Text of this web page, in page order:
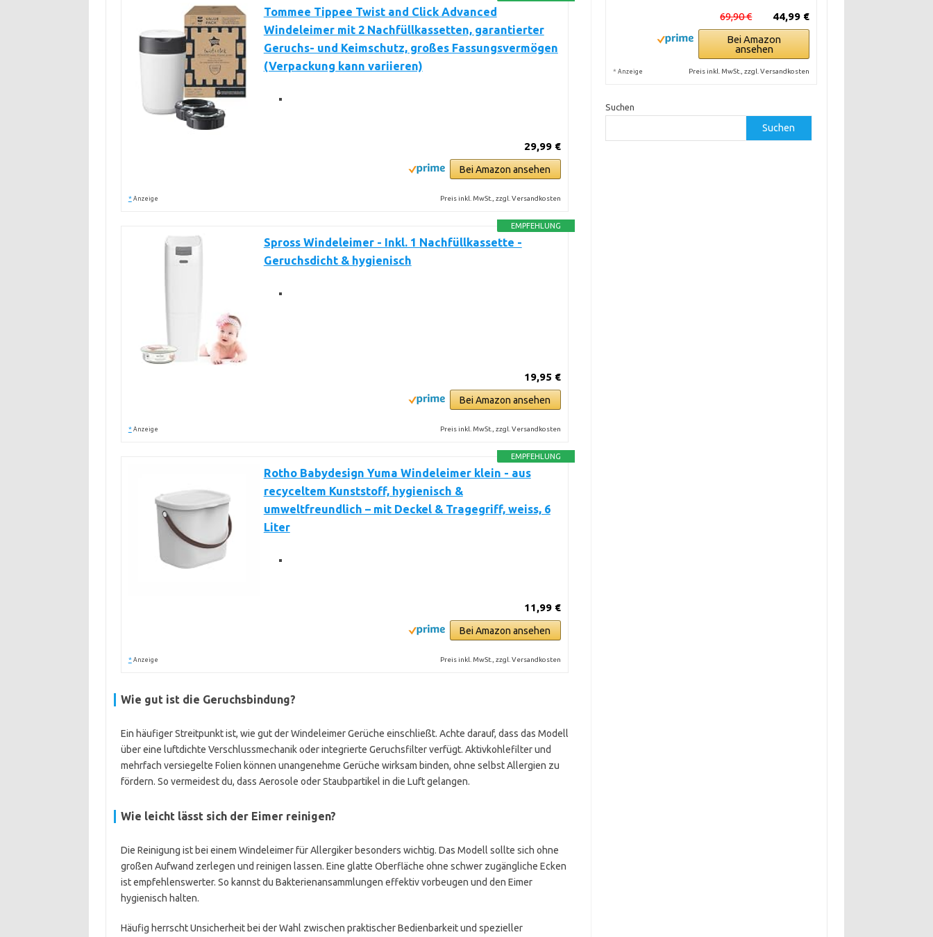
Tommee Tippee Twist and Click Advanced
Windeleimer mit 2 Nachfüllkassetten, garantierter
Geruchs- und Keimschutz, großes Fassungsvermögen
(Verpackung kann variieren)
29,99 €
Bei Amazon ansehen
* Anzeige Preis inkl. MwSt., zzgl. Versandkosten
EMPFEHLUNG
Spross Windeleimer - Inkl. 1 Nachfüllkassette -
Geruchsdicht & hygienisch
19,95 €
Bei Amazon ansehen
* Anzeige Preis inkl. MwSt., zzgl. Versandkosten
EMPFEHLUNG
Rotho Babydesign Yuma Windeleimer klein - aus
recyceltem Kunststoff, hygienisch &
umweltfreundlich – mit Deckel & Tragegriff, weiss, 6
Liter
11,99 €
Bei Amazon ansehen
* Anzeige Preis inkl. MwSt., zzgl. Versandkosten
Wie gut ist die Geruchsbindung?
Ein häufiger Streitpunkt ist, wie gut der Windeleimer Gerüche einschließt. Achte darauf, dass das Modell
über eine luftdichte Verschlussmechanik oder integrierte Geruchsfilter verfügt. Aktivkohlefilter und
mehrfach versiegelte Folien können unangenehme Gerüche wirksam binden, ohne selbst Allergien zu
fördern. So vermeidest du, dass Aerosole oder Staubpartikel in die Luft gelangen.
Wie leicht lässt sich der Eimer reinigen?
Die Reinigung ist bei einem Windeleimer für Allergiker besonders wichtig. Das Modell sollte sich ohne
großen Aufwand zerlegen und reinigen lassen. Eine glatte Oberfläche ohne schwer zugängliche Ecken
ist empfehlenswerter. So kannst du Bakterienansammlungen effektiv vorbeugen und den Eimer
hygienisch halten.
Häufig herrscht Unsicherheit bei der Wahl zwischen praktischer Bedienbarkeit und spezieller
44,99 €
69,90 €
Bei Amazon
ansehen
* Anzeige Preis inkl. MwSt., zzgl. Versandkosten
Suchen
Suchen